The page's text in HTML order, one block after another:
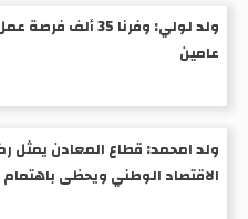
ولد لولي: وفرنا 35
عامين
ولد امحمد: قطاع المعادن يمثل
الاقتصاد الوطني ويحظى